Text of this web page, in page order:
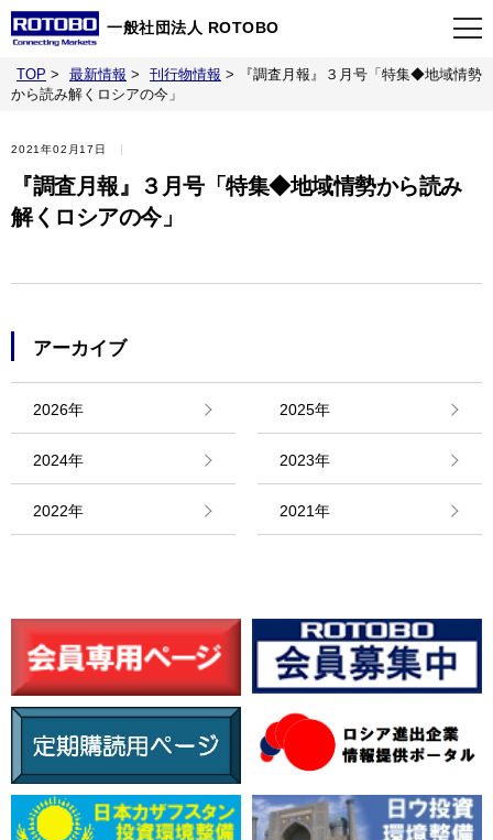
一般社団法人 ROTOBO
TOP
最新情報
当会について
刊行物
情報館
TOP > 最新情報 > 刊行物情報 >
『調査月報』３月号「特集◆地域情勢
から読み解くロシアの今」
2021年02月17日
『調査月報』３月号「特集◆地域情勢から読み
解くロシアの今」
アーカイブ
2026年 2025年
2024年 2023年
2022年 2021年